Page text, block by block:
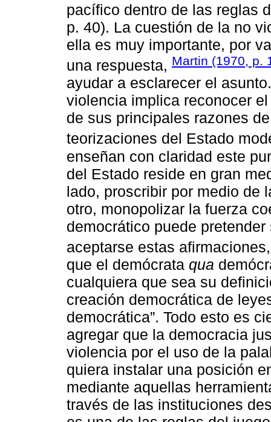
pacífico dentro de las reglas
p. 40). La cuestión de la no
ella es muy importante, por
una respuesta, Martin (1970, p.
ayudar a esclarecer el
violencia implica reconocer
de sus principales razones
teorizaciones del Estado
enseñan con claridad este
del Estado reside en gran
lado, proscribir por medio de
otro, monopolizar la fuerza
democrático puede
aceptarse estas
que el demócrata qua
cualquiera que sea su
creación democrática de
democrática”. Todo esto es
agregar que la democracia
violencia por el uso de la
quiera instalar una posición
mediante aquellas
través de las instituciones